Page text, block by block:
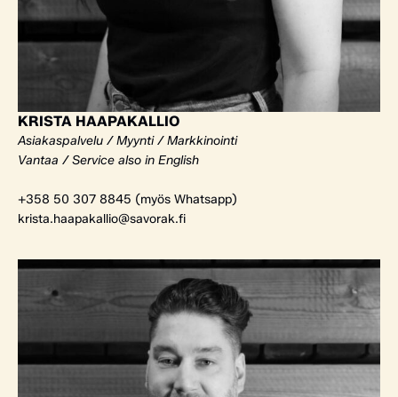
KRISTA HAAPAKALLIO
Asiakaspalvelu / Myynti / Markkinointi
Vantaa / Service also in English
+358 50 307 8845 (myös Whatsapp)
krista.haapakallio@savorak.fi